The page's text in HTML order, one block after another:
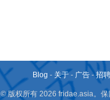
Blog - 关于 - 广告 -招
© 版权所有 2026 fridae.asia。